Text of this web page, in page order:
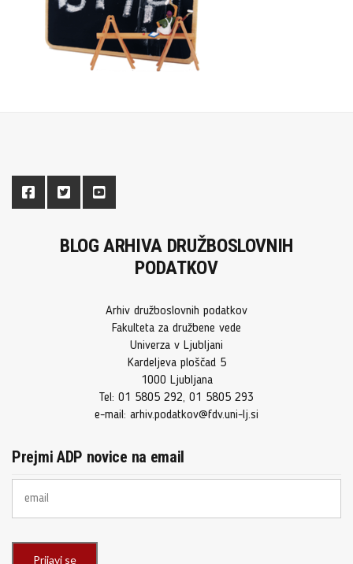
BLOG ARHIVA DRUŽBOSLOVNIH
PODATKOV
Arhiv družboslovnih podatkov
Fakulteta za družbene vede
Univerza v Ljubljani
Kardeljeva ploščad 5
1000 Ljubljana
Tel: 01 5805 292, 01 5805 293
e-mail: arhiv.podatkov@fdv.uni-lj.si
Prejmi ADP novice na email